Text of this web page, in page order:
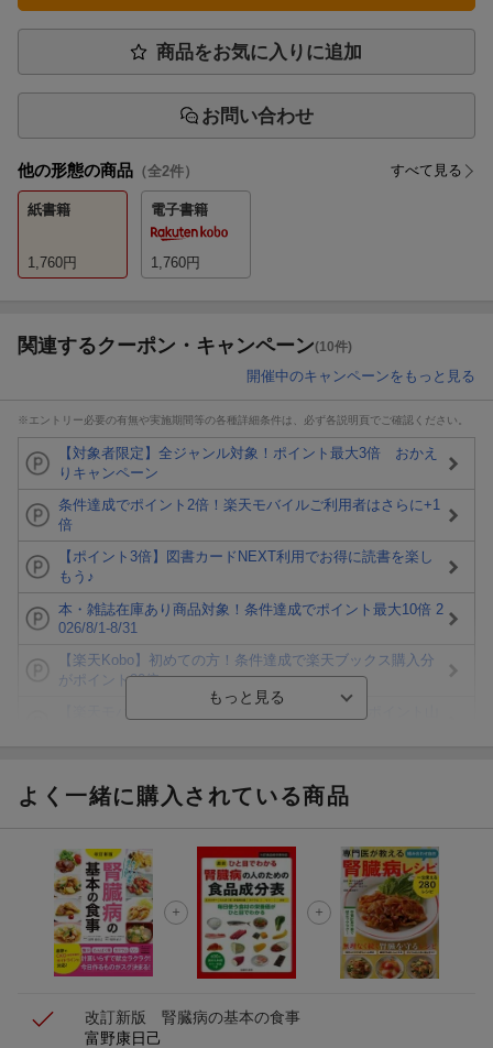
商品をお気に入りに追加
お問い合わせ
他の形態の商品 （全2件） すべて見る
紙書籍
1,760円
電子書籍
1,760円
関連するクーポン・キャンペーン(10件)
開催中のキャンペーンをもっと見る
※エントリー必要の有無や実施期間等の各種詳細条件は、必ず各説明頁でご確認ください。
【対象者限定】全ジャンル対象！ポイント最大3倍 おかえ
りキャンペーン
条件達成でポイント2倍！楽天モバイルご利用者はさらに+1
倍
【ポイント3倍】図書カードNEXT利用でお得に読書を楽し
もう♪
本・雑誌在庫あり商品対象！条件達成でポイント最大10倍 2
026/8/1-8/31
【楽天Kobo】初めての方！条件達成で楽天ブックス購入分
がポイント20倍
ト山分け
エントリー＆3,000円以上購入で無料データSIM（3GB/月プ
ラン）が当たる！
楽天モバイル紹介キャンペーンの拡散で300円OFFクーポン
進呈
よく一緒に購入されている商品
改訂新版 腎臓病の基本の食事
富野康日己